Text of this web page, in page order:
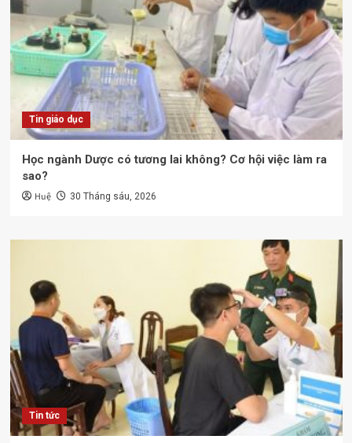
Tin giáo dục
Học ngành Dược có tương lai không? Cơ hội việc làm ra
sao?
Huệ 30 Tháng sáu, 2026
Tin tức